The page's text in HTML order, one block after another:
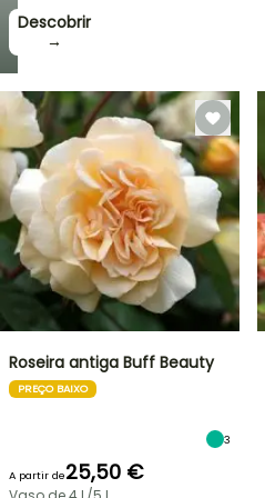
Descobrir
→
Roseira antiga Buff Beauty
PREÇO BAIXO
3
A partir de25,50 €